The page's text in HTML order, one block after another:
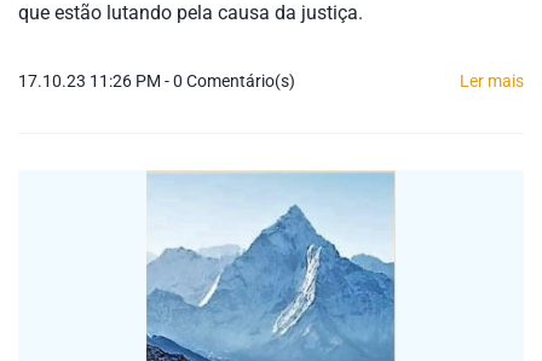
que estão lutando pela causa da justiça.
17.10.23 11:26 PM -0 Comentário(s) Ler mais